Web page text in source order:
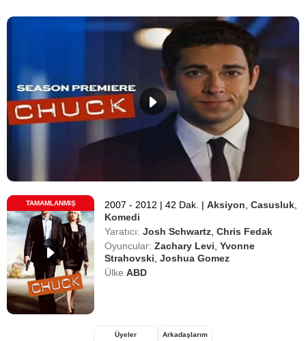
TAMAMLANMIŞ 2007 - 2012 | 42 Dak. | Aksiyon ,Casusluk
Komedi
Yaratıcı: Josh Schwartz ,Chris Fedak
Oyuncular: Zachary Levi ,Yvonne
Strahovski ,Joshua Gomez
Ülke ABD
Üyeler Arkadaşlarım